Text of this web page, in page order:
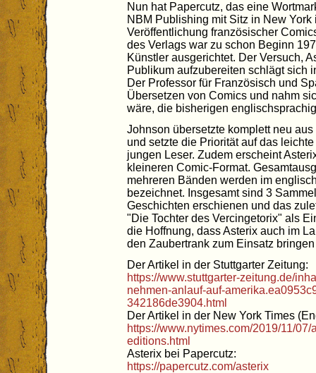
Nun hat Papercutz, das eine
NBM Publishing mit Sitz in New
Veröffentlichung französischer
des Verlags war zu schon Beginn
Künstler ausgerichtet. Der Versuch,
Publikum aufzubereiten schlägt sich
Der Professor für Französisch und
Übersetzen von Comics und nahm
wäre, die bisherigen
Johnson übersetzte komplett neu
und setzte die Priorität auf das
jungen Leser. Zudem erscheint
kleineren Comic-Format.
mehreren Bänden werden im
bezeichnet. Insgesamt sind 3
Geschichten erschienen und das
"Die Tochter des Vercingetorix" als
die Hoffnung, dass Asterix auch im
den Zaubertrank zum Einsatz
Der Artikel in der Stuttgarter Zeitung:
https://www.stuttgarter-zeitung.de/
nehmen-anlauf-auf-
342186de3904.html
Der Artikel in der New York Times
https://www.nytimes.com/2019/11/
editions.html
Asterix bei Papercutz:
https://papercutz.com/asterix